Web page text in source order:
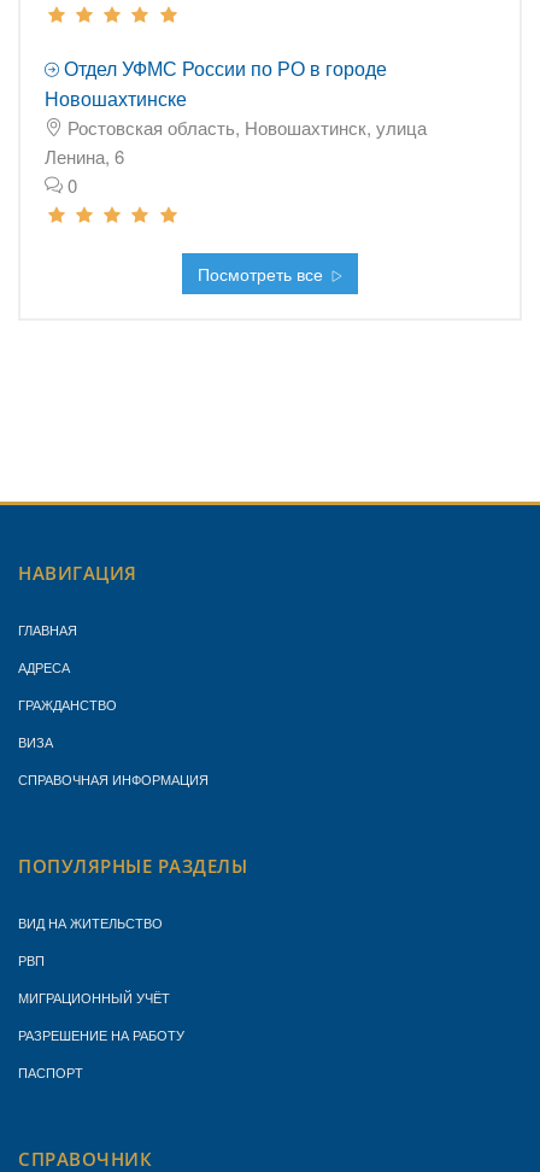
Отдел УФМС России по РО в городе
Новошахтинске
Ростовская область, Новошахтинск, улица
Ленина, 6
0
Посмотреть все
НАВИГАЦИЯ
ГЛАВНАЯ
АДРЕСА
ГРАЖДАНСТВО
ВИЗА
СПРАВОЧНАЯ ИНФОРМАЦИЯ
ПОПУЛЯРНЫЕ РАЗДЕЛЫ
ВИД НА ЖИТЕЛЬСТВО
РВП
МИГРАЦИОННЫЙ УЧЁТ
РАЗРЕШЕНИЕ НА РАБОТУ
ПАСПОРТ
СПРАВОЧНИК